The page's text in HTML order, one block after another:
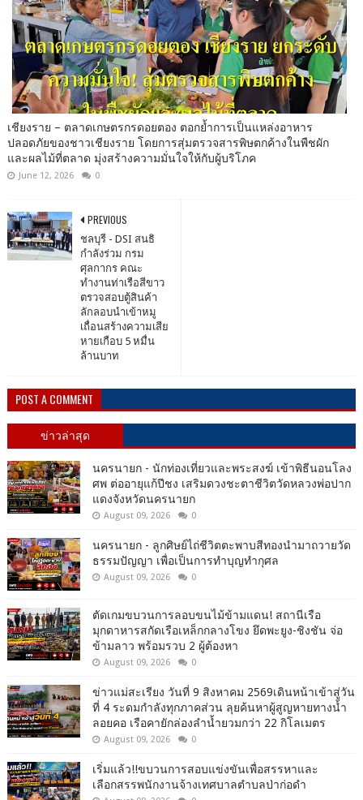
เชียงราย – ตลาดเกษตรกรดอยตอง ตอกย้ำการเป็นแหล่งอาหาร
ปลอดภัยของชาวเชียงราย โดยการสุ่มตรวจสารพิษตกค้างในพืชผัก
และผลไม้ที่ตลาด มุ่งสร้างความมั่นใจให้กับผู้บริโภค
June 12, 2026 0
PREVIOUS
ชลบุรี - DSI สนธิ
กำลังร่วม กรม
ศุลกากร คณะ
ทำงานท่าเรือสีขาว
ตรวจสอบตู้สินค้า
ลักลอบนำเข้าหมู
เถื่อนสร้างความเสีย
หายเกือบ 5 หมื่น
ล้านบาท
POST A COMMENT
ข่าวล่าสุด
นครนายก - นักท่องเที่ยวและพระสงฆ์ เข้าพิธีนอนโลง
ศพ ต่ออายุแก้ปีชง เสริมดวงชะตาชีวิตวัดหลวงพ่อปาก
แดงจังหวัดนครนายก
August 09, 2026 0
นครนายก - ลูกศิษย์ไถ่ชีวิตตะพาบสีทองนำมาถวายวัด
ธรรมปัญญา เพื่อเป็นการทำบุญทำกุศล
August 09, 2026 0
ตัดเกมขบวนการลอบขนไม้ข้ามแดน! สถานีเรือ
มุกดาหารสกัดเรือเหล็กกลางโขง ยึดพะยูง-ชิงชัน จ่อ
ข้ามลาว พร้อมรวบ 2 ผู้ต้องหา
August 09, 2026 0
ข่าวแม่สะเรียง วันที่ 9 สิงหาคม 2569เดินหน้าเข้าสู่วัน
ที่ 4 ระดมกำลังทุกภาคส่วน ลุยค้นหาผู้สูญหายทางน้ำ
ลอยคอ เรือคายักล่องลำน้ำยวมกว่า 22 กิโลเมตร
August 09, 2026 0
เริ่มแล้ว!!ขบวนการสอบแข่งขันเพื่อสรรหาและ
เลือกสรรพนักงานจ้างเทศบาลตำบลป่าก่อดำ